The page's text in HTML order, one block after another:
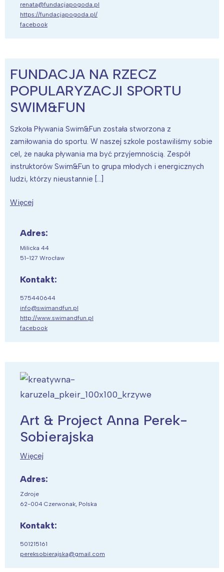
renata@fundacjapogoda.pl
https://fundacjapogoda.pl/
facebook
FUNDACJA NA RZECZ
POPULARYZACJI SPORTU
SWIM&FUN
Szkoła Pływania Swim&Fun została stworzona z
zamiłowania do sportu. W naszej szkole postawiliśmy sobie
cel, że nauka pływania ma być przyjemnością. Zespół
instruktorów Swim&Fun to grupa młodych i energicznych
ludzi, którzy nieustannie […]
Więcej
Adres:
Milicka 44
51-127 Wrocław
Kontakt:
575440644
info@swimandfun.pl
http://www.swimandfun.pl
facebook
Art & Project Anna Perek-
Sobierajska
Więcej
Adres:
Zdroje
62-004 Czerwonak, Polska
Kontakt:
501215161
pereksobierajska@gmail.com